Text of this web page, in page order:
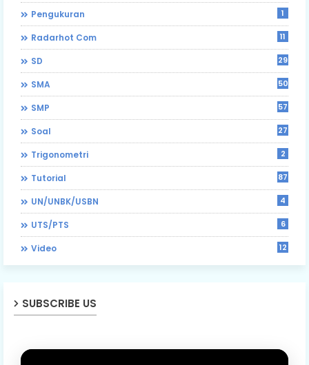
Pengukuran 1
Radarhot Com 11
SD 29
SMA 50
SMP 57
Soal 27
Trigonometri 2
Tutorial 87
UN/UNBK/USBN 4
UTS/PTS 6
Video 12
SUBSCRIBE US